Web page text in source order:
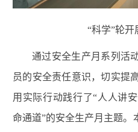
“科学”轮
通过安全生产月系列活
员的安全责任意识，切实提
用实际行动践行了“人人讲
命通道”的安全生产月主题。